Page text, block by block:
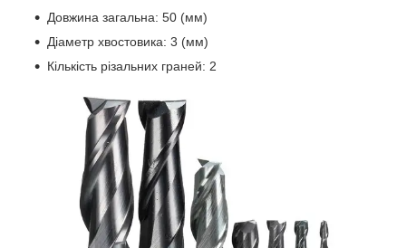
Довжина загальна: 50 (мм)
Діаметр хвостовика: 3 (мм)
Кількість різальних граней: 2